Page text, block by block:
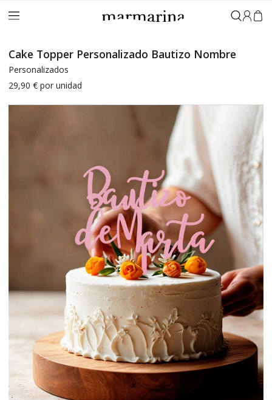
Iniciar
Cake Topper Personalizado Bautizo Nombre
Personalizados
29,90 € por unidad